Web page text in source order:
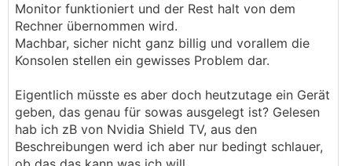
Monitor funktioniert und der Rest halt von dem
Rechner übernommen wird.
Machbar, sicher nicht ganz billig und vorallem die
Konsolen stellen ein gewisses Problem dar.
Eigentlich müsste es aber doch heutzutage ein Gerät
geben, das genau für sowas ausgelegt ist? Gelesen
hab ich zB von Nvidia Shield TV, aus den
Beschreibungen werd ich aber nur bedingt schlauer,